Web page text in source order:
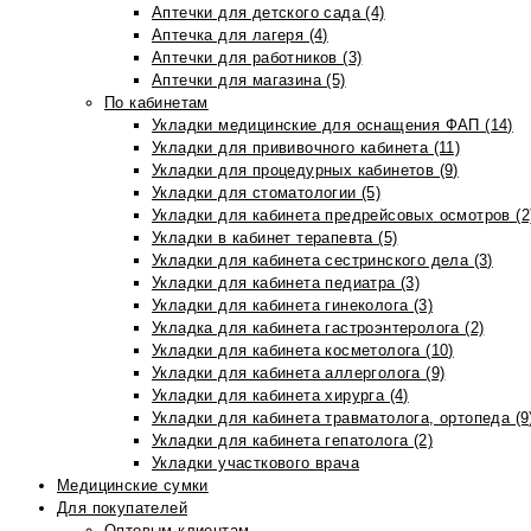
Аптечки для детского сада (4)
Аптечка для лагеря (4)
Аптечки для работников (3)
Аптечки для магазина (5)
По кабинетам
Укладки медицинские для оснащения ФАП (14)
Укладки для прививочного кабинета (11)
Укладки для процедурных кабинетов (9)
Укладки для стоматологии (5)
Укладки для кабинета предрейсовых осмотров
Укладки в кабинет терапевта (5)
Укладки для кабинета сестринского дела (3)
Укладки для кабинета педиатра (3)
Укладки для кабинета гинеколога (3)
Укладка для кабинета гастроэнтеролога (2)
Укладки для кабинета косметолога (10)
Укладки для кабинета аллерголога (9)
Укладки для кабинета хирурга (4)
Укладки для кабинета травматолога, ортопеда
Укладки для кабинета гепатолога (2)
Укладки участкового врача
Медицинские сумки
Для покупателей